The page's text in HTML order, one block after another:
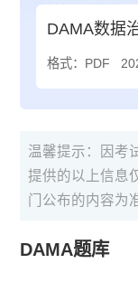
DAMA数据
格式：PDF
温馨提示：因考
提供的以上信息
门公布的内容为
DAMA题库